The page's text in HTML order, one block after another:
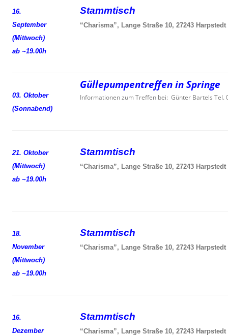
16.
September
(Mittwoch)
ab ~19.00h
Stammtisch
“Charisma”, Lange Straße 10, 27243 Harpstedt
03. Oktober
(Sonnabend)
Güllepumpentreffen in Springe
Informationen zum Treffen bei: Günter Bartels Tel.
21. Oktober
(Mittwoch)
ab ~19.00h
Stammtisch
“Charisma”, Lange Straße 10, 27243 Harpstedt
18.
November
(Mittwoch)
ab ~19.00h
Stammtisch
“Charisma”, Lange Straße 10, 27243 Harpstedt
16.
Dezember
Stammtisch
“Charisma”, Lange Straße 10, 27243 Harpstedt